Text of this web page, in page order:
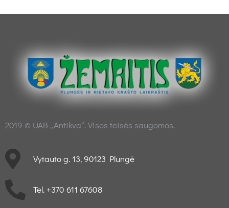
2019 © UAB „Antikva“. Visos teisės saugomos.
Vytauto g. 13, 90123 Plungė
Tel. +370 611 67608